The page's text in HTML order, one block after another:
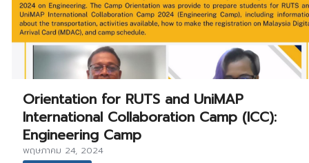
Orientation for RUTS and UniMAP
International Collaboration Camp (ICC):
Engineering Camp
พฤษภาคม 24, 2024